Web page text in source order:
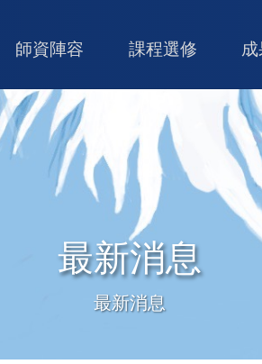
師資陣容 課程選修
最新消息
最新消息